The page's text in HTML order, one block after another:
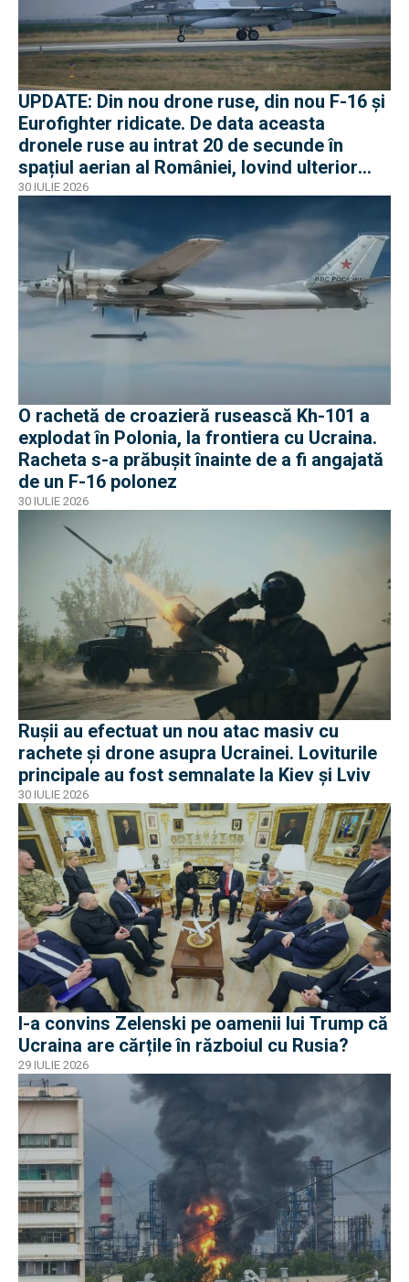
UPDATE: Din nou drone ruse, din nou F-16 și
Eurofighter ridicate. De data aceasta
dronele ruse au intrat 20 de secunde în
spațiul aerian al României, lovind ulterior
Ucraina
30 IULIE 2026
O rachetă de croazieră rusească Kh-101 a
explodat în Polonia, la frontiera cu Ucraina.
Racheta s-a prăbușit înainte de a fi angajată
de un F-16 polonez
30 IULIE 2026
Rușii au efectuat un nou atac masiv cu
rachete și drone asupra Ucrainei. Loviturile
principale au fost semnalate la Kiev și Lviv
30 IULIE 2026
I-a convins Zelenski pe oamenii lui Trump că
Ucraina are cărțile în războiul cu Rusia?
29 IULIE 2026